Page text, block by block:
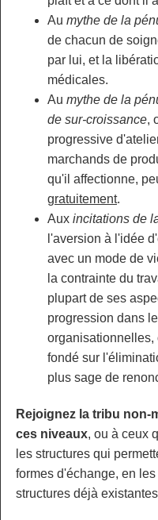
Au mythe de la
de chacun de
par lui, et la
médicales.
Au mythe de la
de sur-croissance,
progressive
marchands de
qu'il affectionne,
gratuitement.
Aux incitations de
l'aversion à l'idée
avec un mode de
la contrainte du
plupart de ses
progression dans
organisationnelles,
fondé sur
plus sage de
Rejoignez la tribu non-
ces niveaux, ou à ceux
les structures qui
formes d'échange, en
structures déjà